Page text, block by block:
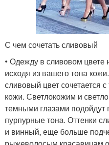
С чем сочетать сливовый
• Одежду в сливовом цвете
исходя из вашего тона
сливовый цвет сочетается
кожи. Светлокожим и
темными глазами подойдут
пурпурные тона. Оттенки
и винный, еще больше